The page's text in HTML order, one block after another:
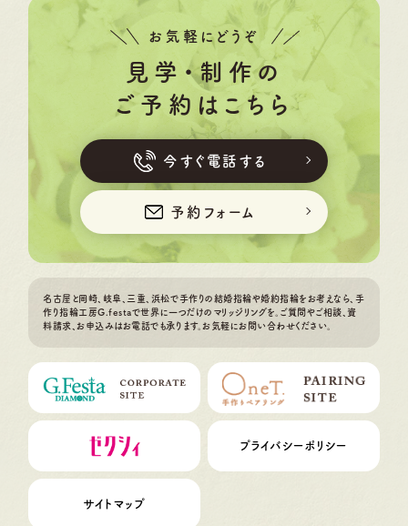
お気軽にどうぞ
見学・制作の
ご予約はこちら
今すぐ電話する
予約フォーム
名古屋と岡崎、岐阜、三重、浜松で手作りの結婚指輪や婚約指輪をお考えなら、手
作り指輪工房G.festaで世界に一つだけのマリッジリングを。ご質問やご相談、資
料請求、お申込みはお電話でも承ります。お気軽にお問い合わせください。
プライバシーポリシー
サイトマップ